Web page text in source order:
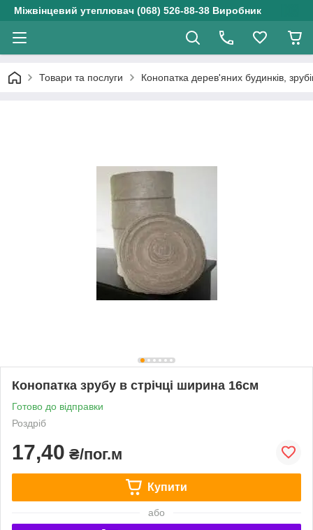
Міжвінцевий утеплювач (068) 526-88-38 Виробник
Товари та послуги Конопатка дерев'яних будинків,
Конопатка зрубу в стрічці ширина 16см
Готово до відправки
Роздріб
17,40 ₴/пог.м
Купити
або